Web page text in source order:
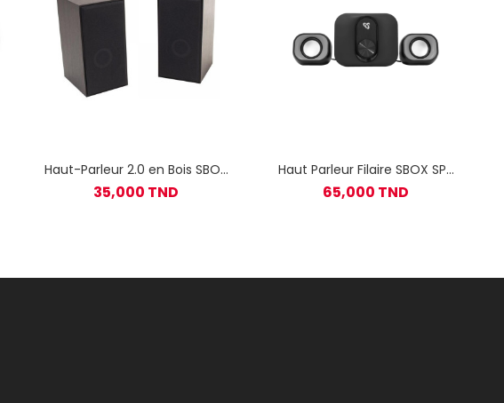
Haut-Parleur 2.0 en Bois SBOX
35,000 TND
Haut Parleur Filaire SBOX SP-
65,000 TND